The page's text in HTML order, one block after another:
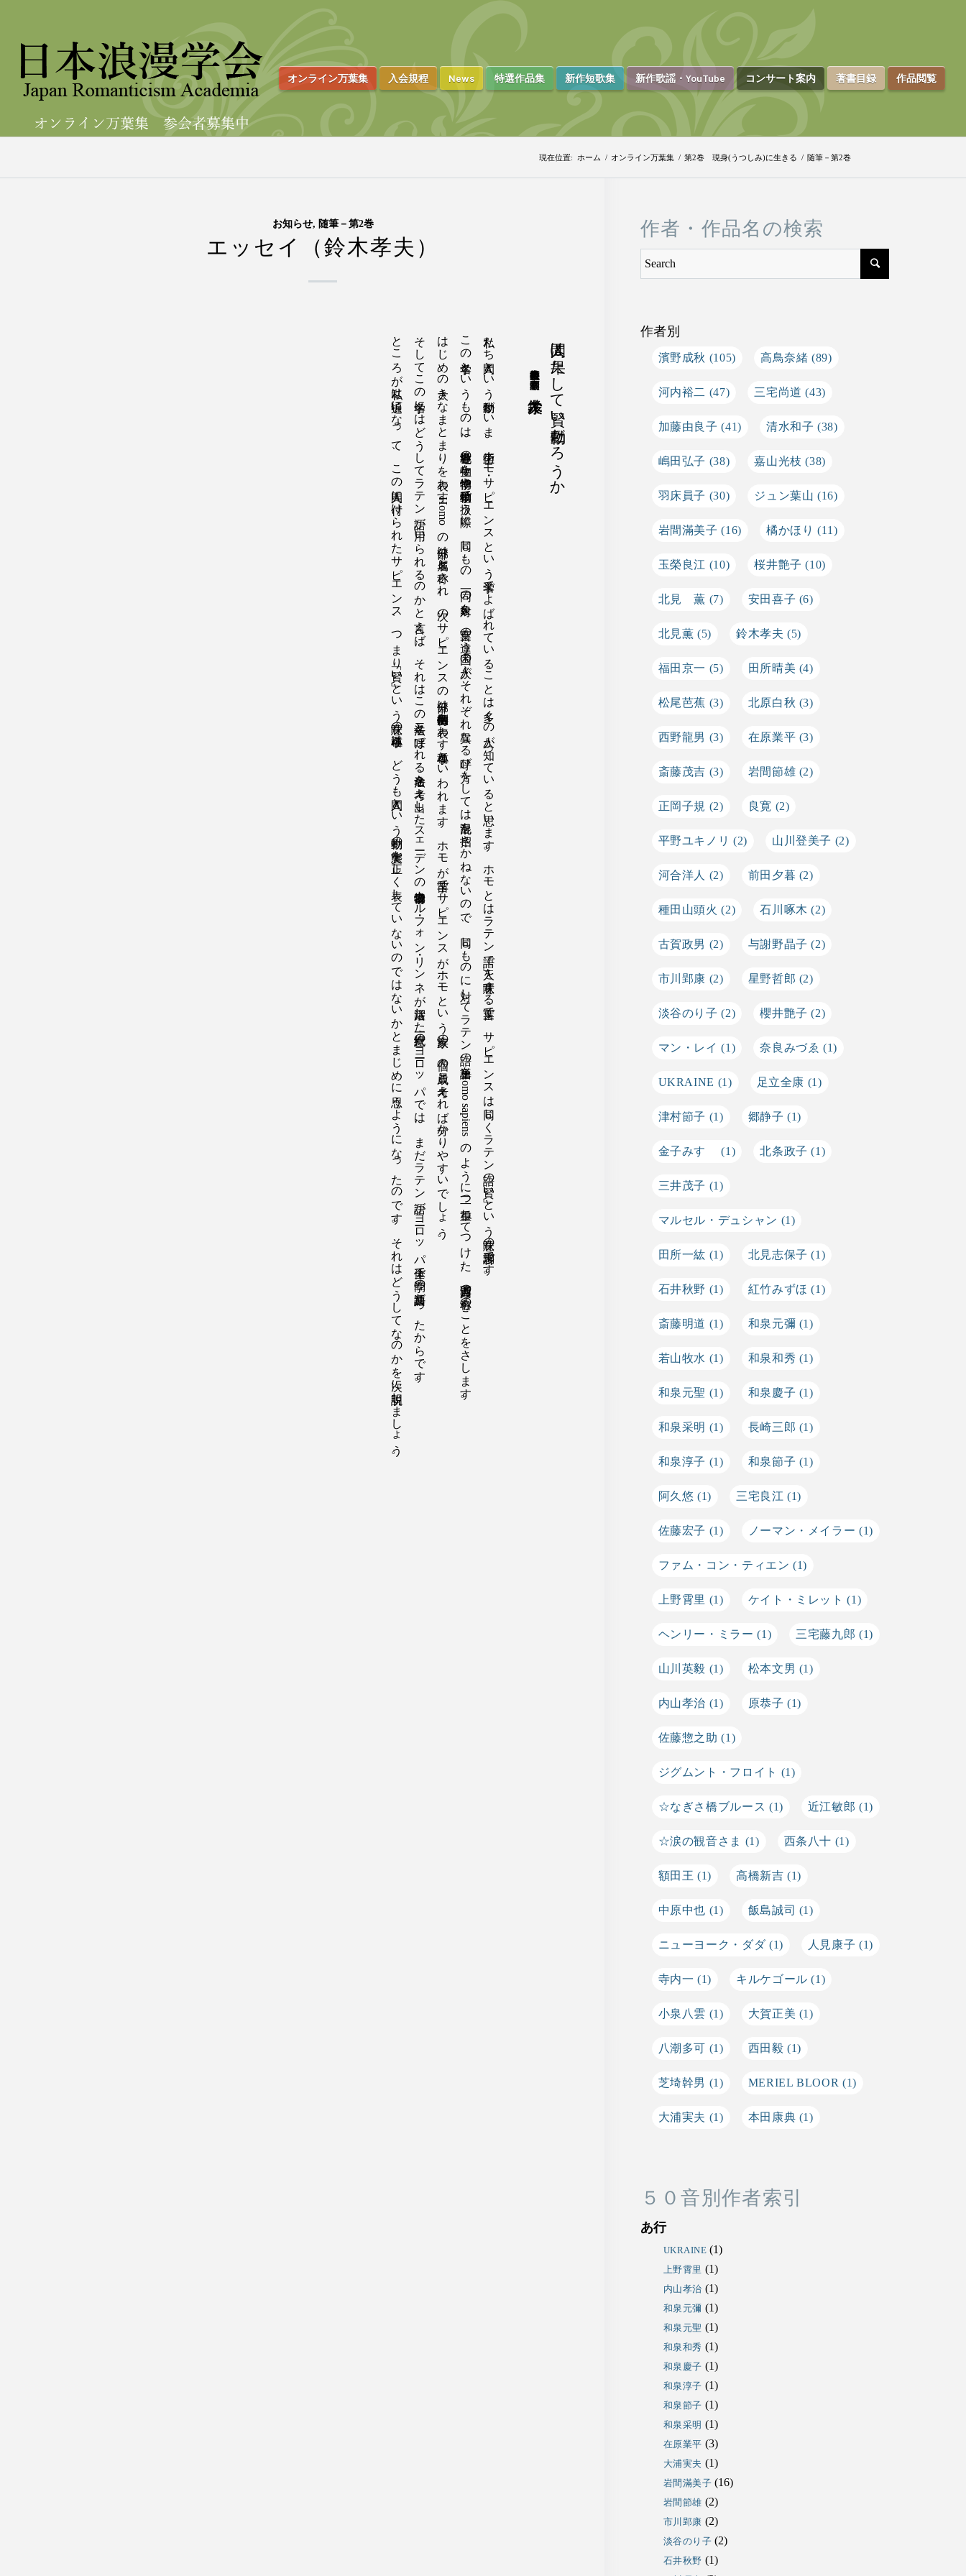
オンライン万葉集 入会規程 News 特選作品集 新作短歌集 新作歌謡・YouTube コンサート案内 著書目録 作品閲覧
現在位置: ホーム / オンライン万葉集 / 第2巻 現身(うつしみ)に生きる / 随筆－第2巻
お知らせ, 随筆－第2巻
エッセイ（鈴木孝夫）
人間は果たして賢い動物だろうか
鈴木孝夫
私たち人間という動物がいま、学術上ホモ・サピエンスという学名でよばれていることは多くの人が知っていると思います。ホモとはラテン語で「人」を意味する言葉で、サピエンスは同じくラテン語の「賢い」という意味の形容詞です。
この学名というものは、世界各地の生物を博物学や動植物学で扱う際に、同じもの、同一の対象を、言葉の違う国々の人々がそれぞれ異なる呼び方をしては混乱を招きかねないので、同じものに対してラテン語の単語をHomo sapiensのように二つ重ねてつけた、万国共通の名称のことをさします。
はじめの大きなまとまりを表わすHomoの部分は属名と称され、次のサピエンスの部分は個別的特徴を表わす種小名といわれます。ホモが苗字でサピエンスがホモという家族の、個々の成員と考えれば分かりやすいでしょう。
そしてこの学名にはどうしてラテン語が用いられるのかと言えば、それはこの二名法と呼ばれる命名法を考え出したスェーデンの博物学者カール・フォン・リンネが活躍した一八世紀のヨーロッパでは、まだラテン語がヨーロッパ全体で学問の共通語だったからです。
ところが私は近頃になって、この人間に付けられたサピエンス、つまり「賢い」という意味の種小名は、どうも人間という動物の実態を正しく表していないのではないかとまじめに思うようになったのです。それはどうしてなのかを次に説明しましょう。
作者・作品名の検索
作者別
濱野成秋 (105) 高鳥奈緒 (89)
河内裕二 (47) 三宅尚道 (43)
加藤由良子 (41) 清水和子 (38)
嶋田弘子 (38) 嘉山光枝 (38)
羽床員子 (30) ジュン葉山 (16)
岩間滿美子 (16) 橘かほり (11)
玉榮良江 (10) 桜井艶子 (10)
北見 薫 (7) 安田喜子 (6)
北見薫 (5) 鈴木孝夫 (5)
福田京一 (5) 田所晴美 (4)
松尾芭蕉 (3) 北原白秋 (3)
西野龍男 (3) 在原業平 (3)
斎藤茂吉 (3) 岩間節雄 (2)
正岡子規 (2) 良寛 (2)
平野ユキノリ (2) 山川登美子 (2)
河合洋人 (2) 前田夕暮 (2)
種田山頭火 (2) 石川啄木 (2)
古賀政男 (2) 与謝野晶子 (2)
市川郢康 (2) 星野哲郎 (2)
淡谷のり子 (2) 櫻井艶子 (2)
マン・レイ (1) 奈良みづゑ (1)
UKRAINE (1) 足立全康 (1)
津村節子 (1) 郷静子 (1)
金子みすゞ (1) 北条政子 (1)
三井茂子 (1)
マルセル・デュシャン (1)
田所一紘 (1) 北見志保子 (1)
石井秋野 (1) 紅竹みずほ (1)
斎藤明道 (1) 和泉元彌 (1)
若山牧水 (1) 和泉和秀 (1)
和泉元聖 (1) 和泉慶子 (1)
和泉采明 (1) 長崎三郎 (1)
和泉淳子 (1) 和泉節子 (1)
阿久悠 (1) 三宅良江 (1)
佐藤宏子 (1) ノーマン・メイラー (1)
ファム・コン・ティエン (1)
上野霄里 (1) ケイト・ミレット (1)
ヘンリー・ミラー (1) 三宅藤九郎 (1)
山川英毅 (1) 松本文男 (1)
内山孝治 (1) 原恭子 (1)
佐藤惣之助 (1)
ジグムント・フロイト (1)
☆なぎさ橋ブルース (1) 近江敏郎 (1)
☆涙の観音さま (1) 西条八十 (1)
額田王 (1) 高橋新吉 (1)
中原中也 (1) 飯島誠司 (1)
ニューヨーク・ダダ(1) 人見康子 (1)
寺内一 (1) キルケゴール (1)
小泉八雲 (1) 大賀正美 (1)
八潮多可 (1) 西田毅 (1)
芝埼幹男 (1) MERIEL BLOOR (1)
大浦実夫 (1) 本田康典 (1)
５０音別作者索引
あ行
UKRAINE (1)
上野霄里 (1)
内山孝治 (1)
和泉元彌 (1)
和泉元聖 (1)
和泉和秀 (1)
和泉慶子 (1)
和泉淳子 (1)
和泉節子 (1)
和泉采明 (1)
在原業平 (3)
大浦実夫 (1)
岩間滿美子 (16)
岩間節雄 (2)
市川郢康 (2)
淡谷のり子 (2)
石井秋野 (1)